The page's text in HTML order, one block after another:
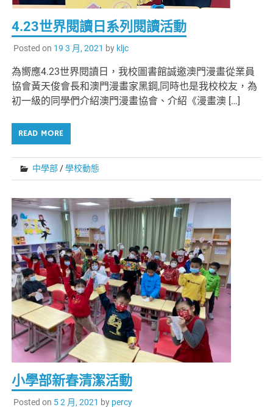
4.23世界閱讀日系列閱讀活動
Posted on 19 3 月, 2021 by kljc
為嚮應4.23世界閱讀日，我校圖書館誠邀澳門漫畫從業員
協會黃天俊會長和澳門漫畫家黑鋼,同時也是我校校友，為
初一級的同學們介紹澳門漫畫協會、介紹《漫畫澳 […]
READ MORE
中學部 /學校動態
小學部新春清潔活動
Posted on 5 2 月, 2021 by percy